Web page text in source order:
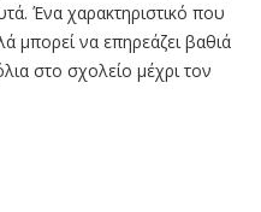
Ένα χαρακτηριστικό που
μπορεί να επηρεάζει βαθιά
στο σχολείο μέχρι τον